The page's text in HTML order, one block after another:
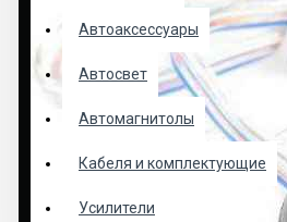
Автоаксессуары
Автосвет
Автомагнитолы
Кабеля и комплектующие
Усилители